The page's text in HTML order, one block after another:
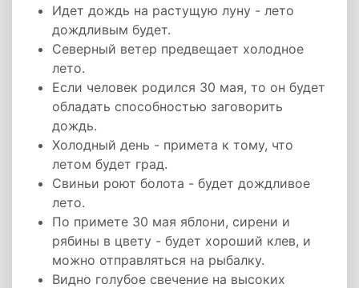
Идет дождь на растущую луну - лето
дождливым будет.
Северный ветер предвещает холодное
лето.
Если человек родился 30 мая, то он будет
обладать способностью заговорить
дождь.
Холодный день - примета к тому, что
летом будет град.
Свиньи роют болота - будет дождливое
лето.
По примете 30 мая яблони, сирени и
рябины в цвету - будет хороший клев, и
можно отправляться на рыбалку.
Видно голубое свечение на высоких